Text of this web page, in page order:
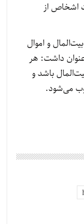
اشخاص از
و اموال
داشت: هر
باشد و
می‌شود.